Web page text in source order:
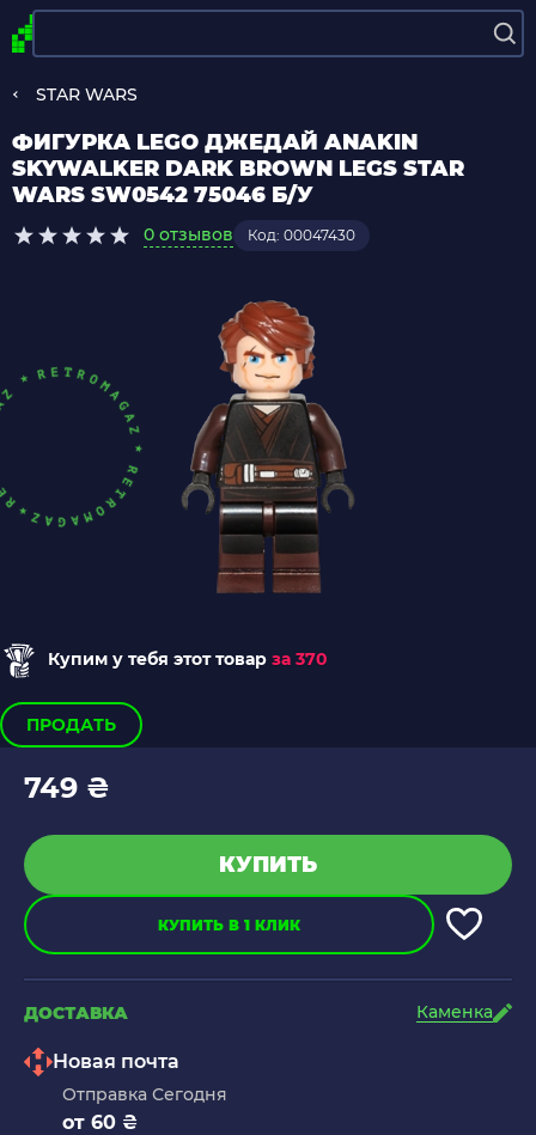
STAR WARS
ФИГУРКА LEGO ДЖЕДАЙ ANAKIN
SKYWALKER DARK BROWN LEGS STAR
WARS SW0542 75046 Б/У
0 отзывов Код: 00047430
Купим у тебя этот товар за 370
ПРОДАТЬ
749 ₴
КУПИТЬ
КУПИТЬ В 1 КЛИК
ДОСТАВКА Каменка
Новая почта
Отправка Сегодня
от 60 ₴